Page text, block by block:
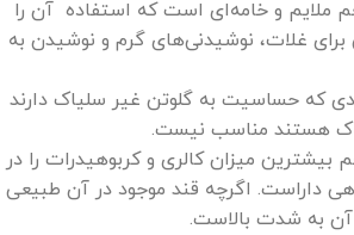
ملایم و خامه‌ای است که استفاده آن را
برای غلات، نوشیدنی‌های گرم و نوشیدن به
که حساسیت به گلوتن غیر سلیاک دارند
هستند مناسب نیست.
میزان کالری و کربوهیدرات را در
داراست. اگرچه قند موجود در آن طبیعی
آن به شدت بالاست.